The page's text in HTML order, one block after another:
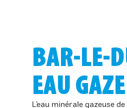
BAR-LE-
EAU
L’eau minérale gazeuse